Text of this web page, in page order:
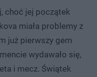
choć jej początek
miała problemy z
już pierwszy gem
wydawało się,
i mecz. Świątek